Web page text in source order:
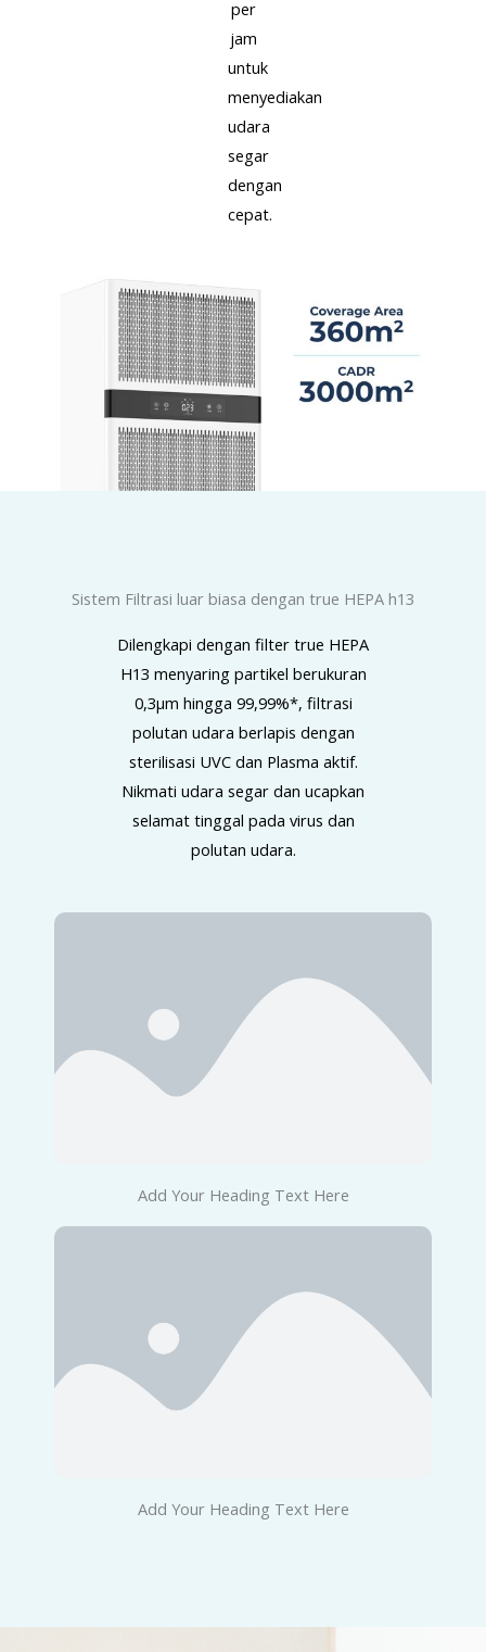
per
jam
untuk
menyediakan
udara
segar
dengan
cepat.
Sistem Filtrasi luar biasa dengan true HEPA h13
Dilengkapi dengan filter true HEPA
H13 menyaring partikel berukuran
0,3μm hingga 99,99%*, filtrasi
polutan udara berlapis dengan
sterilisasi UVC dan Plasma aktif.
Nikmati udara segar dan ucapkan
selamat tinggal pada virus dan
polutan udara.
Add Your Heading Text Here
Add Your Heading Text Here